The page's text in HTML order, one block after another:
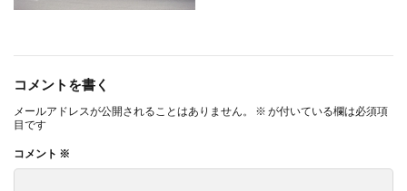
コメントを書く
メールアドレスが公開されることはありません。 ※ が付いている欄は必須項
目です
コメント ※